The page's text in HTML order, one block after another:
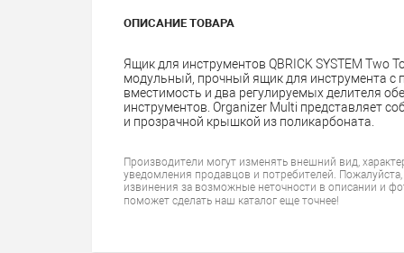
ОПИСАНИЕ ТОВАРА
Ящик для инструментов QBRICK SYSTEM Two
модульный, прочный ящик для инструмента
вместимость и два регулируемых делителя
инструментов. Organizer Multi представляет
и прозрачной крышкой из поликарбоната.
Производители могут изменять внешний вид,
уведомления продавцов и потребителей.
извинения за возможные неточности в описании и
поможет сделать наш каталог еще точнее!